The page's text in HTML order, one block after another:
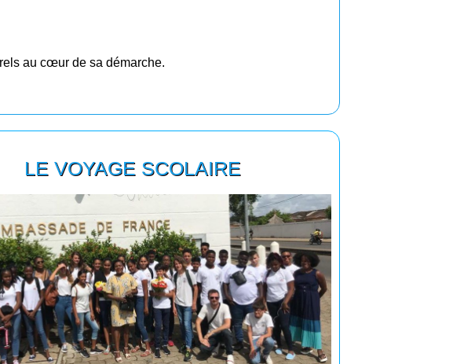
au cœur de sa démarche.
LE VOYAGE SCOLAIRE